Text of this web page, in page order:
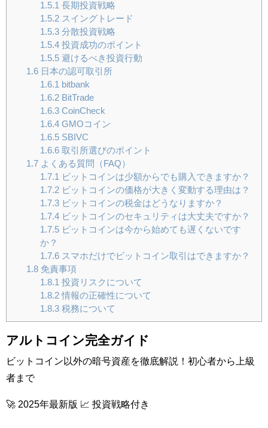
1.5.1 長期投資戦略
1.5.2スイングトレード
1.5.3分散投資戦略
1.5.4投資成功のポイント
1.5.5避けるべき投資行動
1.6日本の認可取引所
1.6.1
bitbank
1.6.2BitTrade
1.6.3CoinCheck
1.6.4GMOコイン
1.6.5SBIVC
1.6.6取引所選びのポイント
1.7よくある質問（FAQ）
1.7.1
ビットコインは少額からでも購入できますか？
1.7.2ビットコインの価格が大きく変動する理由は？
1.7.3ビットコインの税金はどうなりますか？
1.7.4ビットコインのセキュリティは大丈夫ですか？
1.7.5ビットコインは今から始めても遅くないです
か？
1.7.6スマホだけでビットコイン取引はできますか？
1.8免責事項
1.8.1 投資リスクについて
1.8.2情報の正確性について
1.8.3税務について
アルトコイン完全ガイド
ビットコイン以外の暗号資産を徹底解説！初心者から上級
者まで
🚀 2025年最新版 📈 投資戦略付き